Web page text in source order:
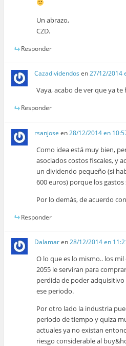
Un abrazo,
CZD.
Responder
Cazadividendos en27/12/2014
Vaya, acabo de ver que ya
Responder
rsanjose en28/12/2014 en
Como idea está muy bien,
asociados costos fiscales, y
un dividendo pequeño (si
600 euros) porque los
Por lo demás, de acuerdo
Responder
Dalamaren28/12/2014 en
O lo que es lo mismo.. los
2055 le serviran para
perdida de poder
ese periodo.
Por otro lado la industria
periodo de tiempo y quiza
actuales ya no existan
riesgo considerable al